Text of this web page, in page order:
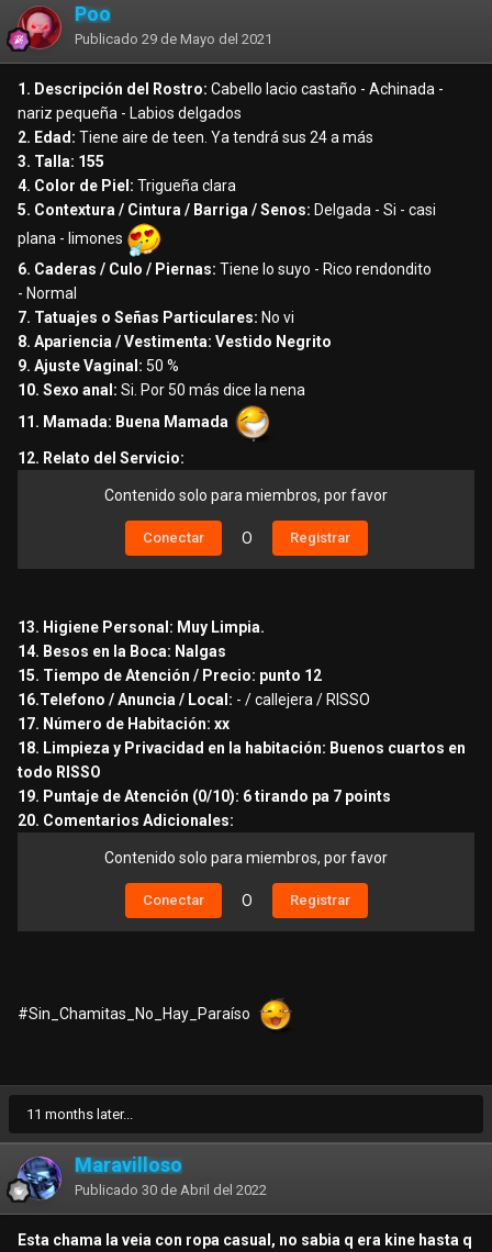
7. Tatuajes o Señas Particulares:
no visualice ningun tatuaje
jean y top
9. Ajuste Vaginal:
ajusta 50 %
10. Sexo anal:
no voy por esa ruta
11. Mamada:
buena mamada la mejor de lince risso
12. Relato del Servicio:
me embarque pasamos a bañarnos y empezo con el
felatio rico garganta profunda y chupaba la cabecita tuvo
su tiempo asi 5 minutos entretenida con mi precioso
luego pasamos a las variantes piernas al hombro y
luego cucharita y despues se trepo encima mio y me
cabalgo rico y se miraba al espejo y gemia delicioso
estuvo asi brincando y diciendo rey te gusta y se
apegaba a mi y me gemia en las orejas luego cow girl aca
doggy y la clave duro con nalgadas suaves en su trasero
que chocaba contra mi pelvis y gemia me decia mas
rapido luego en cunclillas y aca la hice venir porq ue le
mismas variantes en el sofa tantrico
13. Higiene Personal:
se baña antes y despues del coito
14. Besos en la Boca:
no
15. Tiempo de Atención / Precio:
200 x1hora de placer
16.Telefono / Anuncia / Local:
callejera
18. Limpieza y Privacidad en la habitación:
lo de siempre
es una belleza de mujer esta palito seco aguanta maltrato y
Contenido Eliminado.
Contenido Eliminado.
Poo
Publicado 29 de Mayo del 2021
1. Descripción del Rostro: Cabello lacio castaño - Achinada -
nariz pequeña - Labios delgados
2. Edad: Tiene aire de teen. Ya tendrá sus 24 a más
3. Talla: 155
4. Color de Piel: Trigueña clara
5. Contextura / Cintura / Barriga / Senos: Delgada - Si - casi
plana - limones
6. Caderas / Culo / Piernas: Tiene lo suyo - Rico rendondito
- Normal
7. Tatuajes o Señas Particulares: No vi
8. Apariencia / Vestimenta: Vestido Negrito
9. Ajuste Vaginal: 50 %
10. Sexo anal: Si. Por 50 más dice la nena
11. Mamada: Buena Mamada
12. Relato del Servicio:
Contenido solo para miembros, por favor
Conectar O Registrar
13. Higiene Personal: Muy Limpia.
14. Besos en la Boca: Nalgas
15. Tiempo de Atención / Precio: punto 12
16.Telefono / Anuncia / Local: - / callejera / RISSO
17. Número de Habitación: xx
18. Limpieza y Privacidad en la habitación: Buenos cuartos en
todo RISSO
19. Puntaje de Atención (0/10): 6 tirando pa 7 points
20. Comentarios Adicionales:
Contenido solo para miembros, por favor
Conectar O Registrar
#Sin_Chamitas_No_Hay_Paraíso
11 months later...
Maravilloso
Publicado 30 de Abril del 2022
Esta chama la veia con ropa casual, no sabia q era kine hasta q